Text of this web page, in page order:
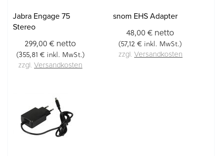
Jabra Engage 75
Stereo
299,00 € netto
(355,81 € inkl. MwSt.)
zzgl. Versandkosten
snom EHS Adapter
48,00 € netto
(57,12 € inkl. MwSt.)
zzgl. Versandkosten